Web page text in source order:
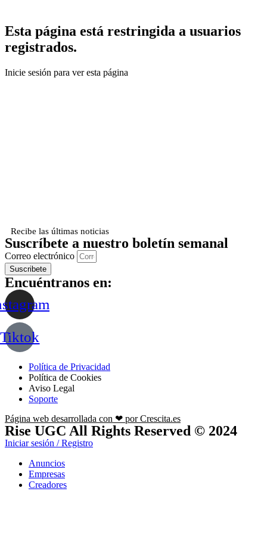
Esta página está restringida a usuarios
registrados.
Inicie sesión para ver esta página
Recibe las últimas noticias
Suscríbete a nuestro boletín semanal
Correo electrónico
Suscribete
Encuéntranos en:
Tiktok
Política de Privacidad
Política de Cookies
Aviso Legal
Soporte
Página web desarrollada con ❤ por Crescita.es
Rise UGC All Rights Reserved © 2024
Iniciar sesión / Registro
Anuncios
Empresas
Creadores